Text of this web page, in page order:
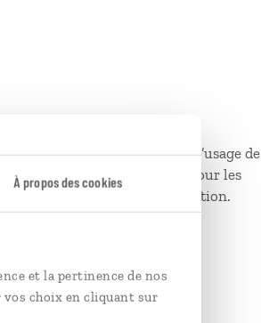
À propos des cookies
et la pertinence de nos
vos choix en cliquant sur
la consommation d’eau et l’usage de
uniquement sur demande pour les
devrez en informer la réception.